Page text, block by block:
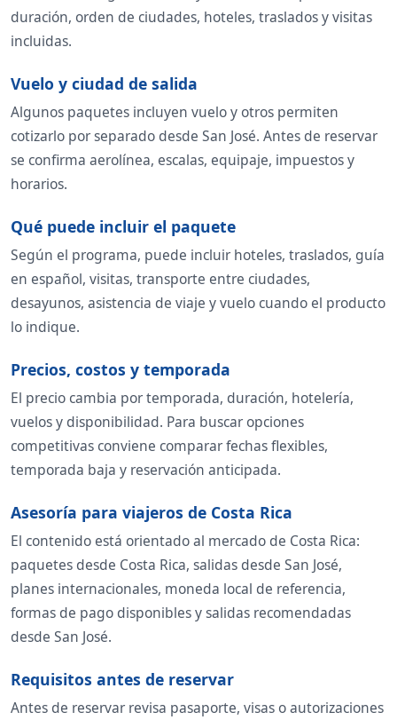
duración, orden de ciudades, hoteles, traslados y visitas
incluidas.
Vuelo y ciudad de salida
Algunos paquetes incluyen vuelo y otros permiten
cotizarlo por separado desde San José. Antes de reservar
se confirma aerolínea, escalas, equipaje, impuestos y
horarios.
Qué puede incluir el paquete
Según el programa, puede incluir hoteles, traslados, guía
en español, visitas, transporte entre ciudades,
desayunos, asistencia de viaje y vuelo cuando el producto
lo indique.
Precios, costos y temporada
El precio cambia por temporada, duración, hotelería,
vuelos y disponibilidad. Para buscar opciones
competitivas conviene comparar fechas flexibles,
temporada baja y reservación anticipada.
Asesoría para viajeros de Costa Rica
El contenido está orientado al mercado de Costa Rica:
paquetes desde Costa Rica, salidas desde San José,
planes internacionales, moneda local de referencia,
formas de pago disponibles y salidas recomendadas
desde San José.
Requisitos antes de reservar
Antes de reservar revisa pasaporte, visas o autorizaciones